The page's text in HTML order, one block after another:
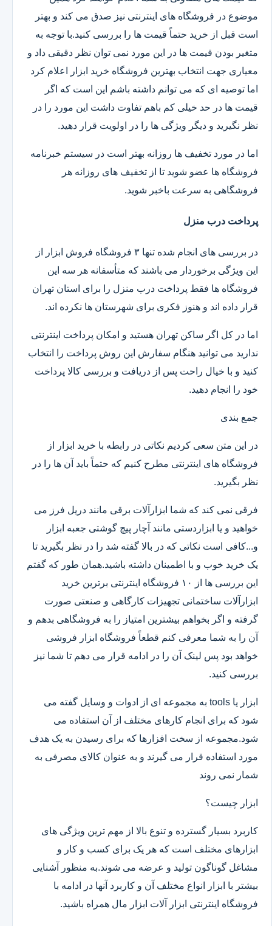
موضوع در فروشگاه های اینترنتی نیز صدق می کند و بهتر
است قبل از خرید حتماً قیمت ها را بررسی کنید.با توجه به
متغیر بودن قیمت ها در این مورد نمی توان نظر دقیقی داد و
معیاری جهت انتخاب بهترین فروشگاه خرید ابزار اعلام کرد
اما توصیه ای که می توانم داشته باشم این است که اگر
قیمت ها در حد خیلی کم باهم تفاوت داشت این مورد را در
نظر نگیرید و دیگر ویژگی ها را در اولویت قرار دهید.
اما در مورد تخفیف ها روزانه بهتر است در سیستم خبرنامه
فروشگاه ها عضو شوید تا از تخفیف های روزانه هر
فروشگاهی به سرعت باخبر شوید.
پرداخت درب منزل
در بررسی های انجام شده تنها ۳ فروشگاه فروش ابزار از
این ویژگی برخوردار می باشند که متأسفانه هر سه این
فروشگاه ها فقط پرداخت درب منزل را برای استان تهران
قرار داده اند و هنوز فکری برای شهرستان ها نکرده اند.
اما در کل اگر ساکن تهران هستید و امکان پرداخت اینترنتی
ندارید می توانید هنگام سفارش این روش پرداخت را انتخاب
کنید و با خیال راحت پس از دریافت و بررسی کالا پرداخت
خود را انجام دهید.
جمع بندی
در این متن سعی کردیم نکاتی در رابطه با خرید ابزار از
فروشگاه های اینترنتی مطرح کنیم که حتماً باید آن ها را در
نظر بگیرید.
فرقی نمی کند که شما ابزارآلات برقی مانند دریل فرز می
خواهید و یا ابزاردستی مانند آچار پیچ گوشتی جعبه ابزار
و...کافی است نکاتی که در بالا گفته شد را در نظر بگیرید تا
یک خرید خوب و با اطمینان داشته باشید.همان طور که گفتم
این بررسی ها از ۱۰ فروشگاه اینترنتی برترین خرید
ابزارآلات ساختمانی تجهیزات کارگاهی و صنعتی صورت
گرفته و اگر بخواهم بیشترین امتیاز را به فروشگاهی بدهم و
آن را به شما معرفی کنم قطعاً فروشگاه ابزار فروشی
خواهد بود پس لینک آن را در ادامه قرار می دهم تا شما نیز
بررسی کنید.
ابزار یا tools به مجموعه ای از ادوات و وسایل گفته می
شود که برای انجام کارهای مختلف از آن استفاده می
شود.مجموعه از سخت افزارها که برای رسیدن به یک هدف
مورد استفاده قرار می گیرند و به عنوان کالای مصرفی به
شمار نمی روند
ابزار چیست؟
کاربرد بسیار گسترده و تنوع بالا از مهم ترین ویژگی های
ابزارهای مختلف است که هر یک برای کسب و کار و
مشاغل گوناگون تولید و عرضه می شوند.به منظور آشنایی
بیشتر با ابزار انواع مختلف آن و کاربرد آنها در ادامه با
فروشگاه اینترنتی ابزار آلات ابزار مال همراه باشید.